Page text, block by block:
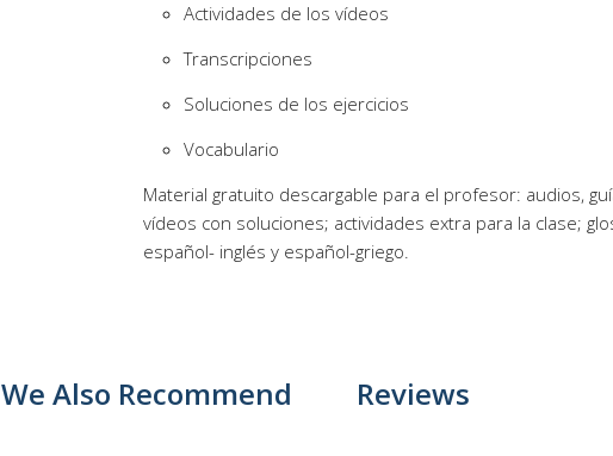
Actividades de los vídeos
Transcripciones
Soluciones de los ejercicios
Vocabulario
Material gratuito descargable para el profesor: audios,
vídeos con soluciones; actividades extra para la clase;
español- inglés y español-griego.
We Also Recommend Reviews